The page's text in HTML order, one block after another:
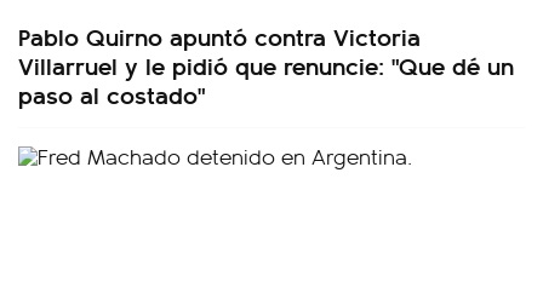
Pablo Quirno apuntó contra Victoria
Villarruel y le pidió que renuncie: "Que dé un
paso al costado"